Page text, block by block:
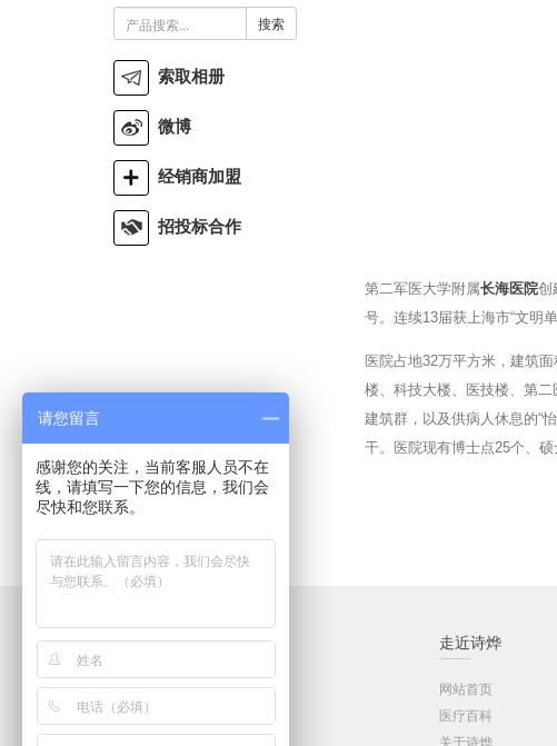
搜索
索取相册
微博
经销商加盟
招投标合作
第二军医大学附属长海医院创
号。连续13届获上海市“文明
医院占地32万平方米，建筑
楼、科技大楼、医技楼、第
建筑群，以及供病人休息的“
干。医院现有博士点25个、
品牌中心
医用家具系列
客户服务
医院家具工程
走近诗烨
网站首页
医疗百科
关于诗烨
请您留言
感谢您的关注，当前客服人员不在
线，请填写一下您的信息，我们会
尽快和您联系。